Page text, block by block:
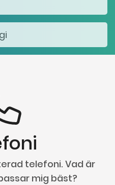
telefoni. Vad är
mig bäst?